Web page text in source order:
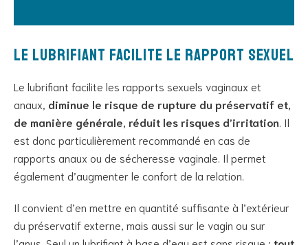
Le lubrifiant facilite le rapport sexuel
Le lubrifiant facilite les rapports sexuels vaginaux et
anaux, diminue le risque de rupture du préservatif et,
de manière générale, réduit les risques d’irritation . Il
est donc particulièrement recommandé en cas de
rapports anaux ou de sécheresse vaginale. Il permet
également d’augmenter le confort de la relation.
Il convient d’en mettre en quantité suffisante à l’extérieur
du préservatif externe, mais aussi sur le vagin ou sur